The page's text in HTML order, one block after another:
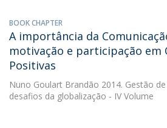
BOOK CHAPTER
A importância da
motivação e participação em
Positivas
Nuno Goulart Brandão 2014. Gestão
desafios da globalização - IV Volume